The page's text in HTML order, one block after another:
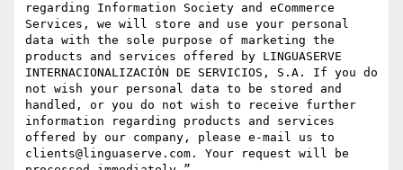
regarding Information Society and eCommerce
Services, we will store and use your personal
data with the sole purpose of marketing the
products and services offered by LINGUASERVE
INTERNACIONALIZACIÓN DE SERVICIOS, S.A. If you do
not wish your personal data to be stored and
handled, or you do not wish to receive further
information regarding products and services
offered by our company, please e-mail us to
clients@linguaserve.com. Your request will be